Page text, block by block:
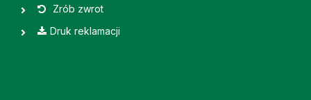
Zrób zwrot
Druk reklamacji